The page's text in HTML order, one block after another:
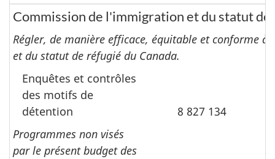
Commission de l'immigration et du statut de
Régler, de manière efficace, équitable et conforme
et du statut de réfugié du Canada.
Enquêtes et contrôles
des motifs de
détention
8 827 134
Programmes non visés
par le présent budget des